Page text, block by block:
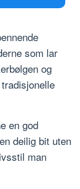
som lar
og
en god
deilig bit uten
man